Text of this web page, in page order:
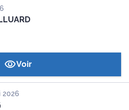
Voir
2026